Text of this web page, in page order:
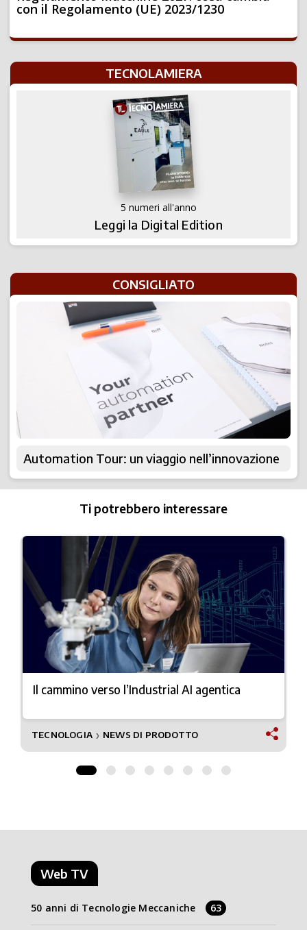
con il Regolamento (UE) 2023/1230
TECNOLAMIERA
5 numeri all'anno
Leggi la Digital Edition
CONSIGLIATO
Automation Tour: un viaggio nell’innovazione
Ti potrebbero interessare
Il cammino verso l’Industrial AI agentica
TECNOLOGIA ❯ NEWS DI PRODOTTO
Web TV
50 anni di Tecnologie Meccaniche 63